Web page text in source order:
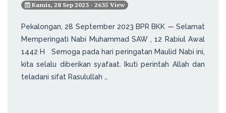
Kamis, 28 Sep 2023 - 2635 View
Pekalongan, 28 September 2023 BPR BKK — Selamat
Memperingati Nabi Muhammad SAW , 12 Rabiul Awal
1442 H Semoga pada hari peringatan Maulid Nabi ini,
kita selalu diberikan syafaat. Ikuti perintah Allah dan
teladani sifat Rasulullah …